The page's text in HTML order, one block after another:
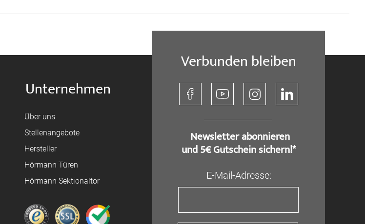
Unternehmen
Über uns
Stellenangebote
Hersteller
Hörmann Türen
Hörmann Sektionaltor
Verbunden bleiben
​ Newsletter abonnieren
und 5€ Gutschein sichern!*
E-Mail-Adresse: